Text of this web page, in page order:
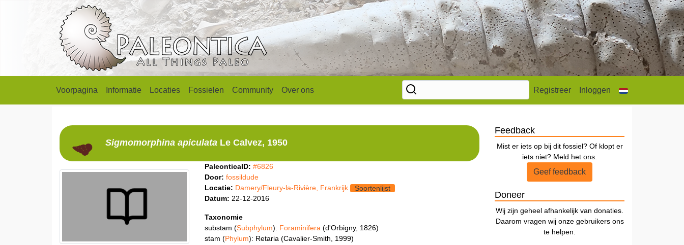
Voorpagina Informatie Locaties Fossielen Community Over ons Registreer Inloggen
Sigmomorphinaapiculata Le Calvez, 1950
PaleonticaID: #6826
Door: fossildude
Locatie: Damery/Fleury-la-Rivière, Frankrijk
Soortenlijst
Datum: 22-12-2016
Taxonomie
substam (Subphylum): Foraminifera (d'Orbigny, 1826)
stam (Phylum): Retaria (Cavalier-Smith, 1999)
Feedback
Mist er iets op bij dit fossiel? Of klopt er
iets niet? Meld het ons.
Geef feedback
Doneer
Wij zijn geheel afhankelijk van donaties.
Daarom vragen wij onze gebruikers ons
te helpen.